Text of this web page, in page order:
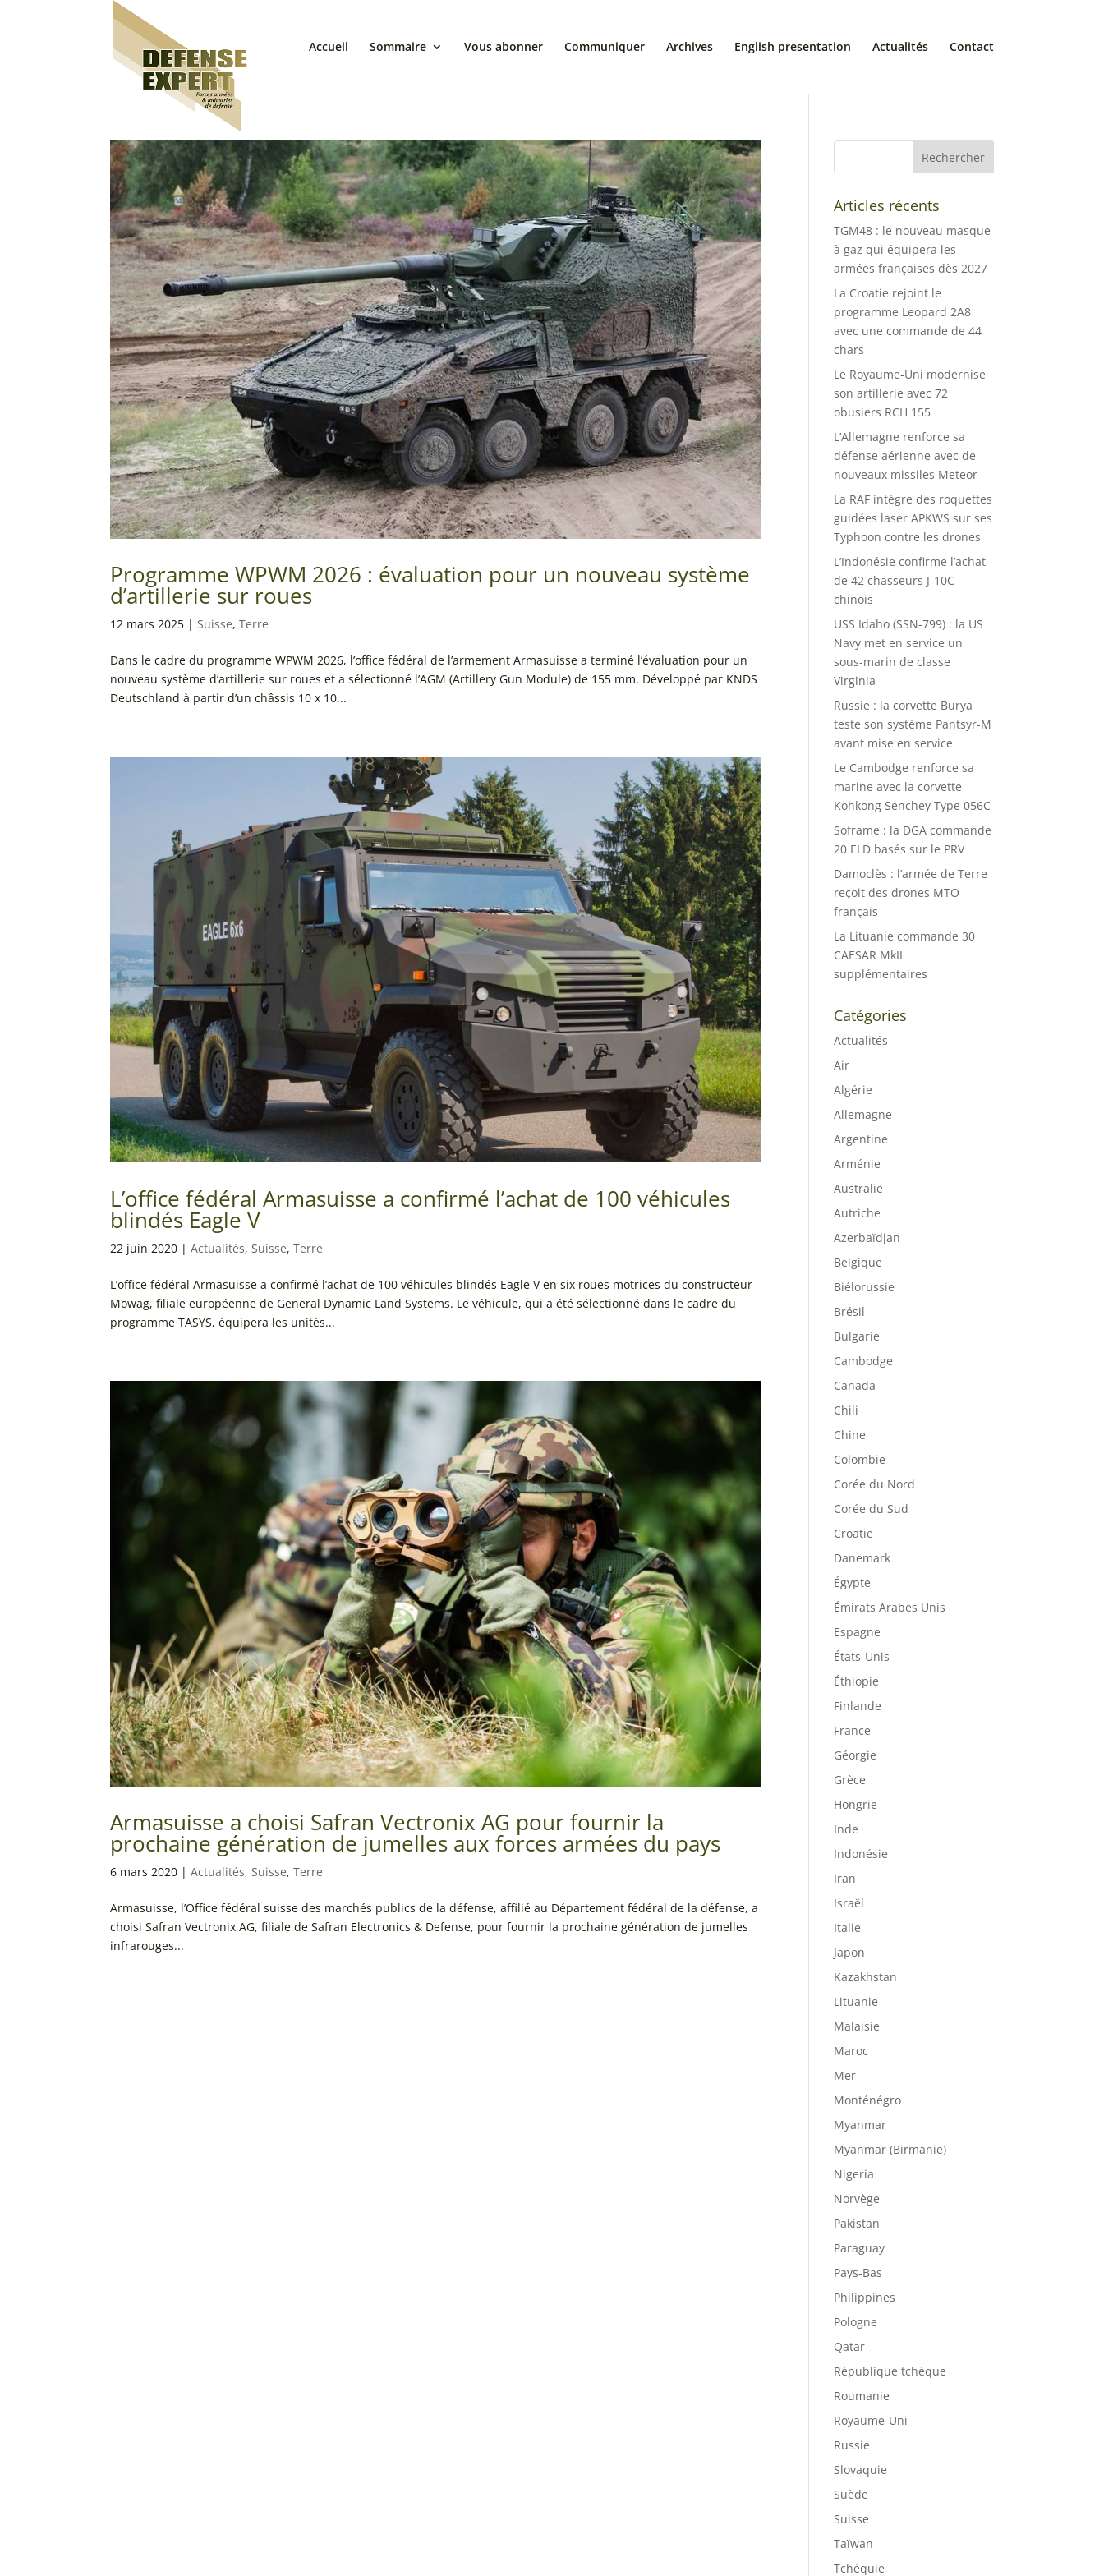
Accueil Sommaire Vous abonner Communiquer Archives English presentation Actualités Contact
Programme WPWM 2026 : évaluation pour un nouveau système
d’artillerie sur roues
12 mars 2025 |Suisse,Terre
Dans le cadre du programme WPWM 2026, l’office fédéral de l’armement Armasuisse a terminé l’évaluation pour un
nouveau système d’artillerie sur roues et a sélectionné l’AGM (Artillery Gun Module) de 155 mm. Développé par KNDS
Deutschland à partir d’un châssis 10 x 10...
L’office fédéral Armasuisse a confirmé l’achat de 100 véhicules
blindés Eagle V
22 juin 2020 |Actualités, Suisse,Terre
L’office fédéral Armasuisse a confirmé l’achat de 100 véhicules blindés Eagle V en six roues motrices du constructeur
Mowag, filiale européenne de General Dynamic Land Systems. Le véhicule, qui a été sélectionné dans le cadre du
programme TASYS, équipera les unités...
Armasuisse a choisi Safran Vectronix AG pour fournir la
prochaine génération de jumelles aux forces armées du pays
6 mars 2020 |Actualités,Suisse,Terre
Armasuisse, l’Office fédéral suisse des marchés publics de la défense, affilié au Département fédéral de la défense, a
choisi Safran Vectronix AG, filiale de Safran Electronics & Defense, pour fournir la prochaine génération de jumelles
infrarouges...
Articles récents
TGM48 : le nouveau masque
à gaz qui équipera les
armées françaises dès 2027
La Croatie rejoint le
programme Leopard 2A8
avec une commande de 44
chars
Le Royaume-Uni modernise
son artillerie avec 72
obusiers RCH 155
L’Allemagne renforce sa
défense aérienne avec de
nouveaux missiles Meteor
La RAF intègre des roquettes
guidées laser APKWS sur ses
Typhoon contre les drones
L’Indonésie confirme l’achat
de 42 chasseurs J-10C
chinois
USS Idaho (SSN-799) : la US
Navy met en service un
sous-marin de classe
Virginia
Russie : la corvette Burya
teste son système Pantsyr-M
avant mise en service
Le Cambodge renforce sa
marine avec la corvette
Kohkong Senchey Type 056C
Soframe : la DGA commande
20 ELD basés sur le PRV
Damoclès : l’armée de Terre
reçoit des drones MTO
français
La Lituanie commande 30
CAESAR MkII
supplémentaires
Catégories
Actualités
Air
Algérie
Allemagne
Argentine
Arménie
Australie
Autriche
Azerbaïdjan
Belgique
Biélorussie
Brésil
Bulgarie
Cambodge
Canada
Chili
Chine
Colombie
Corée du Nord
Corée du Sud
Croatie
Danemark
Égypte
Émirats Arabes Unis
Espagne
États-Unis
Éthiopie
Finlande
France
Géorgie
Grèce
Hongrie
Inde
Indonésie
Iran
Israël
Italie
Japon
Kazakhstan
Lituanie
Malaisie
Maroc
Mer
Monténégro
Myanmar
Myanmar (Birmanie)
Nigeria
Norvège
Pakistan
Paraguay
Pays-Bas
Philippines
Pologne
Qatar
République tchèque
Roumanie
Royaume-Uni
Russie
Slovaquie
Suède
Suisse
Taïwan
Tchéquie